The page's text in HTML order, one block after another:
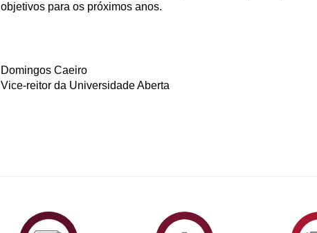
objetivos para os próximos anos.
Domingos Caeiro
Vice-reitor da Universidade Aberta
PlataformAberta
Académicas